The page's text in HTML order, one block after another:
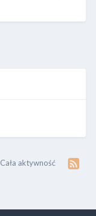
Cała aktywność